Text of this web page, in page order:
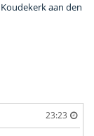
aan den
23:23